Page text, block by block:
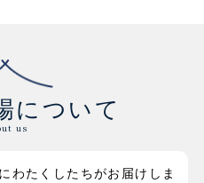
について
us
わたくしたちがお届けしま